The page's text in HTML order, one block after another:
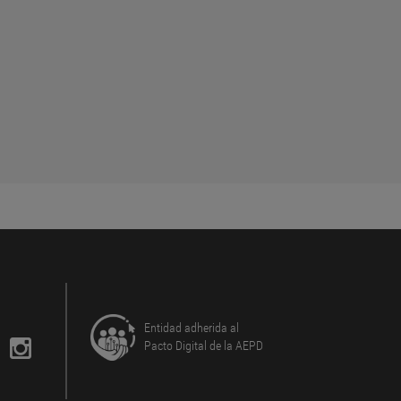
Entidad adherida al
Pacto Digital de la AEPD